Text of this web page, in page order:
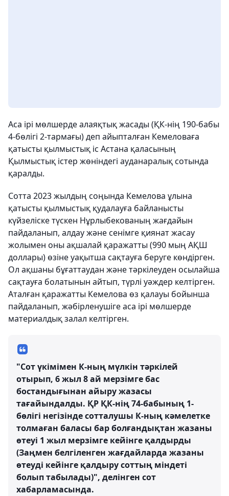
Аса ірі мөлшерде алаяқтық жасады (ҚК-нің 190-бабы
4-бөлігі 2-тармағы) деп айыпталған Кемеловаға
қатысты қылмыстық іс Астана қаласының
Қылмыстық істер жөніндегі ауданаралық сотында
қаралды.
Сотта 2023 жылдың соңында Кемелова ұлына
қатысты қылмыстық қудалауға байланысты
күйзеліске түскен Нұрлыбекованың жағдайын
пайдаланып, алдау және сенімге қиянат жасау
жолымен оны ақшалай қаражатты (990 мың АҚШ
доллары) өзіне уақытша сақтауға беруге көндірген.
Ол ақшаны бұғаттаудан және тәркілеуден осылайша
сақтауға болатынын айтып, түрлі уәждер келтірген.
Аталған қаражатты Кемелова өз қалауы бойынша
пайдаланып, жәбірленушіге аса ірі мөлшерде
материалдық залал келтірген.
"Сот үкімімен К-ның мүлкін тәркілей
отырып, 6 жыл 8 ай мерзімге бас
бостандығынан айыру жазасы
тағайындалды. ҚР ҚК-нің 74-бабының 1-
бөлігі негізінде сотталушы К-ның кәмелетке
толмаған баласы бар болғандықтан жазаны
өтеуі 1 жыл мерзімге кейінге қалдырды
(Заңмен белгіленген жағдайларда жазаны
өтеуді кейінге қалдыру соттың міндеті
болып табылады)", делінген сот
хабарламасында.